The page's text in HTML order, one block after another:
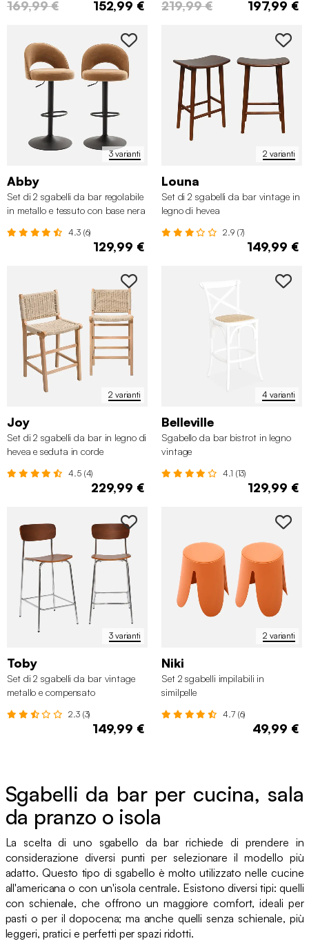
169,99 € 152,99 € 219,99 € 197,99 €
3 varianti
Abby
Set di 2 sgabelli da bar regolabile
in metallo e tessuto con base nera
4.3 (6)
129,99 €
2 varianti
Louna
Set di 2 sgabelli da bar vintage in
legno di hevea
2.9 (7)
149,99 €
2 varianti
Joy
Set di 2 sgabelli da bar in legno di
hevea e seduta in corde
4.5 (4)
229,99 €
4 varianti
Belleville
Sgabello da bar bistrot in legno
vintage
4.1 (13)
129,99 €
3 varianti
Toby
Set di 2 sgabelli da bar vintage
metallo e compensato
2.3 (3)
149,99 €
2 varianti
Niki
Set 2 sgabelli impilabili in
similpelle
4.7 (6)
49,99 €
Sgabelli da bar per cucina, sala
da pranzo o isola
La scelta di uno sgabello da bar richiede di prendere in
considerazione diversi punti per selezionare il modello più
adatto. Questo tipo di sgabello è molto utilizzato nelle cucine
all'americana o con un'isola centrale. Esistono diversi tipi: quelli
con schienale, che offrono un maggiore comfort, ideali per
pasti o per il dopocena; ma anche quelli senza schienale, più
leggeri, pratici e perfetti per spazi ridotti.